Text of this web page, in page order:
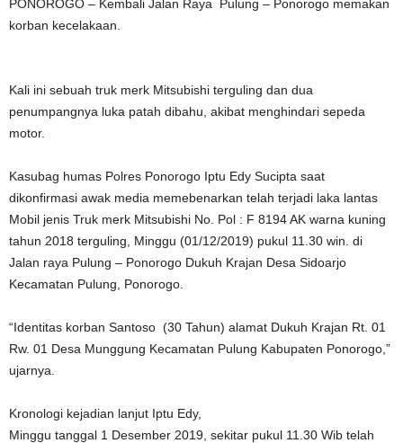
PONOROGO – Kembali Jalan Raya Pulung – Ponorogo memakan
korban kecelakaan.
Kali ini sebuah truk merk Mitsubishi terguling dan dua
penumpangnya luka patah dibahu, akibat menghindari sepeda
motor.
Kasubag humas Polres Ponorogo Iptu Edy Sucipta saat
dikonfirmasi awak media memebenarkan telah terjadi laka lantas
Mobil jenis Truk merk Mitsubishi No. Pol : F 8194 AK warna kuning
tahun 2018 terguling, Minggu (01/12/2019) pukul 11.30 win. di
Jalan raya Pulung – Ponorogo Dukuh Krajan Desa Sidoarjo
Kecamatan Pulung, Ponorogo.
“Identitas korban Santoso (30 Tahun) alamat Dukuh Krajan Rt. 01
Rw. 01 Desa Munggung Kecamatan Pulung Kabupaten Ponorogo,”
ujarnya.
Kronologi kejadian lanjut Iptu Edy,
Minggu tanggal 1 Desember 2019, sekitar pukul 11.30 Wib telah